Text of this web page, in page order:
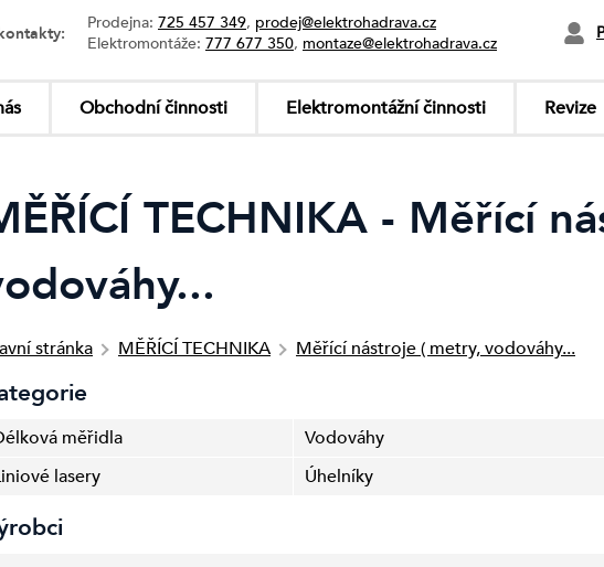
Prodejna: 725 457 349, prodej@elektrohadrava.cz
Elektromontáže: 777 677 350, montaze@elektrohadrava.cz
Obchodní činnosti Elektromontážní činnosti Revize
TECHNIKA - Měřící
stránka MĚŘÍCÍ TECHNIKA Měřící nástroje ( metry, vodováhy...
měřidla Vodováhy
lasery
Úhelníky